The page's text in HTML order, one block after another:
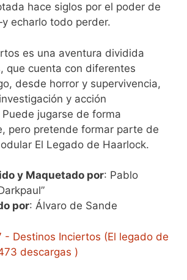
hace siglos por el poder de
echarlo todo perder.
es una aventura dividida
que cuenta con diferentes
desde horror y supervivencia,
y acción
jugarse de forma
pero pretende formar parte de
El Legado de Haarlock.
y Maquetado por: Pablo
por: Álvaro de Sande
Destinos Inciertos (El legado de
descargas )